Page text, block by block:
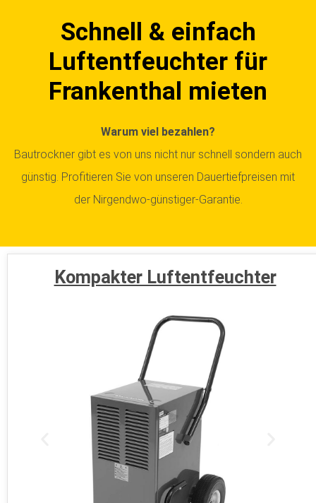
Schnell & einfach
Luftentfeuchter für
Frankenthal mieten
Warum viel bezahlen?
Bautrockner gibt es von uns nicht nur schnell sondern auch
günstig. Profitieren Sie von unseren Dauertiefpreisen mit
der Nirgendwo-günstiger-Garantie.
Kompakter Luftentfeuchter